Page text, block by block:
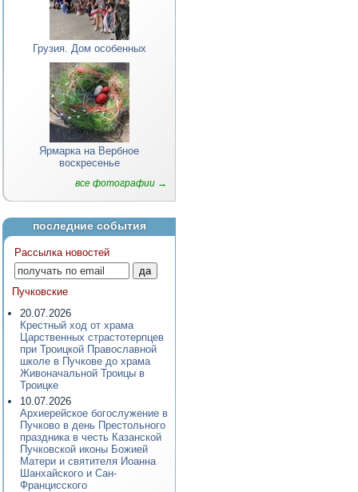
Грузия. Дом особенных
Ярмарка на Вербное
воскресенье
все фотографии →
последние события
Рассылка новостей
Пучковские
20.07.2026
Крестный ход от храма
Царственных страстотерпцев
при Троицкой Православной
школе в Пучкове до храма
Живоначальной Троицы в
Троицке
10.07.2026
Архиерейское богослужение в
Пучково в день Престольного
праздника в честь Казанской
Пучковской иконы Божией
Матери и святителя Иоанна
Шанхайского и Сан-
Францисского